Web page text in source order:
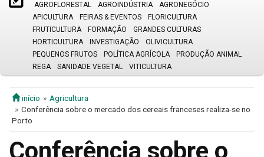
AGROFLORESTAL
AGROINDÚSTRIA
AGRONEGÓCIO
APICULTURA
FEIRAS & EVENTOS
FLORICULTURA
FRUTICULTURA
FORMAÇÃO
GRANDES CULTURAS
HORTICULTURA
INVESTIGAÇÃO
OLIVICULTURA
PEQUENOS FRUTOS
POLÍTICA AGRÍCOLA
PRODUÇÃO ANIMAL
REGA
SANIDADE VEGETAL VITICULTURA
início
Agricultura
Conferência sobre o mercado dos cereais franceses realiza-se no
Porto
Conferência sobre o